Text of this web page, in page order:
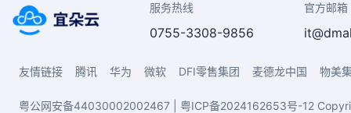
服务热线
0755-3308-9856
官方邮箱
友情链接 腾讯 华为 微软 DFI零售集团 麦德龙中国 物美
粤公网安备44030002002467 粤ICP备2024162653号-12